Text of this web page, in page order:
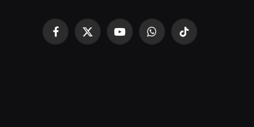
Facebook
X
YouTubeWhatsAppTikTok